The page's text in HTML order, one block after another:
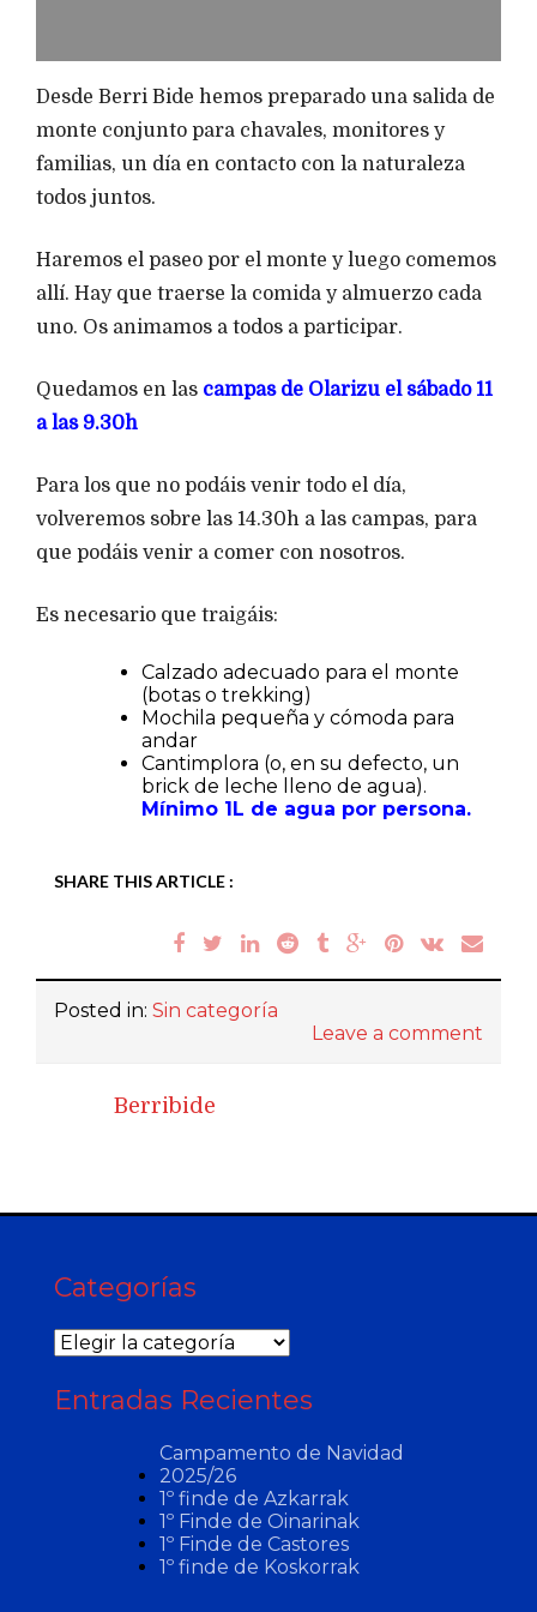
Desde Berri Bide hemos preparado una salida de
monte conjunto para chavales, monitores y
familias, un día en contacto con la naturaleza
todos juntos.
Haremos el paseo por el monte y luego comemos
allí. Hay que traerse la comida y almuerzo cada
uno. Os animamos a todos a participar.
Quedamos en las campas de Olarizu el sábado 11
a las 9.30h
Para los que no podáis venir todo el día,
volveremos sobre las 14.30h a las campas, para
que podáis venir a comer con nosotros.
Es necesario que traigáis:
Calzado adecuado para el monte
(botas o trekking)
Mochila pequeña y cómoda para
andar
Cantimplora (o, en su defecto, un
brick de leche lleno de agua).
Mínimo 1L de agua por persona.
SHARE THIS ARTICLE :
Posted in: Sin categoría
Leave a comment
Berribide
Categorías
Categorías
Entradas Recientes
Campamento de Navidad
2025/26
1º finde de Azkarrak
1º Finde de Oinarinak
1º Finde de Castores
1º finde de Koskorrak